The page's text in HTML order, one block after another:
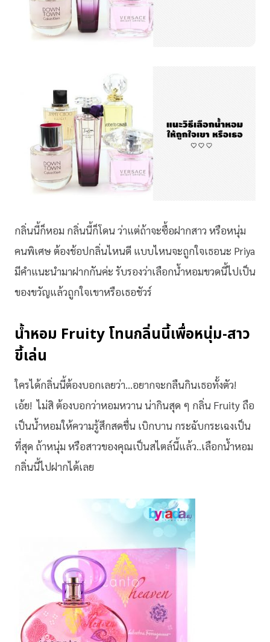
กลิ่นนี้ก็หอม กลิ่นนี้ก็โดน ว่าแต่ถ้าจะซื้อฝากสาว หรือหนุ่ม
คนพิเศษ ต้องช้อปกลิ่นไหนดี แบบไหนจะถูกใจเธอนะ Priya
มีคำแนะนำมาฝากกันค่ะ รับรองว่าเลือกน้ำหอมขวดนี้ไปเป็น
ของขวัญแล้วถูกใจเขาหรือเธอชัวร์
น้ำหอม Fruity โทนกลิ่นนี้เพื่อหนุ่ม-สาว
ขี้เล่น
ใครได้กลิ่นนี้ต้องบอกเลยว่า…อยากจะกลืนกินเธอทั้งตัว!
เอ้ย! ไม่สิ ต้องบอกว่าหอมหวาน น่ากินสุด ๆ กลิ่น Fruity ถือ
เป็นน้ำหอมให้ความรู้สึกสดชื่น เบิกบาน กระฉับกระเฉงเป็น
ที่สุด ถ้าหนุ่ม หรือสาวของคุณเป็นสไตล์นี้แล้ว..เลือกน้ำหอม
กลิ่นนี้ไปฝากได้เลย